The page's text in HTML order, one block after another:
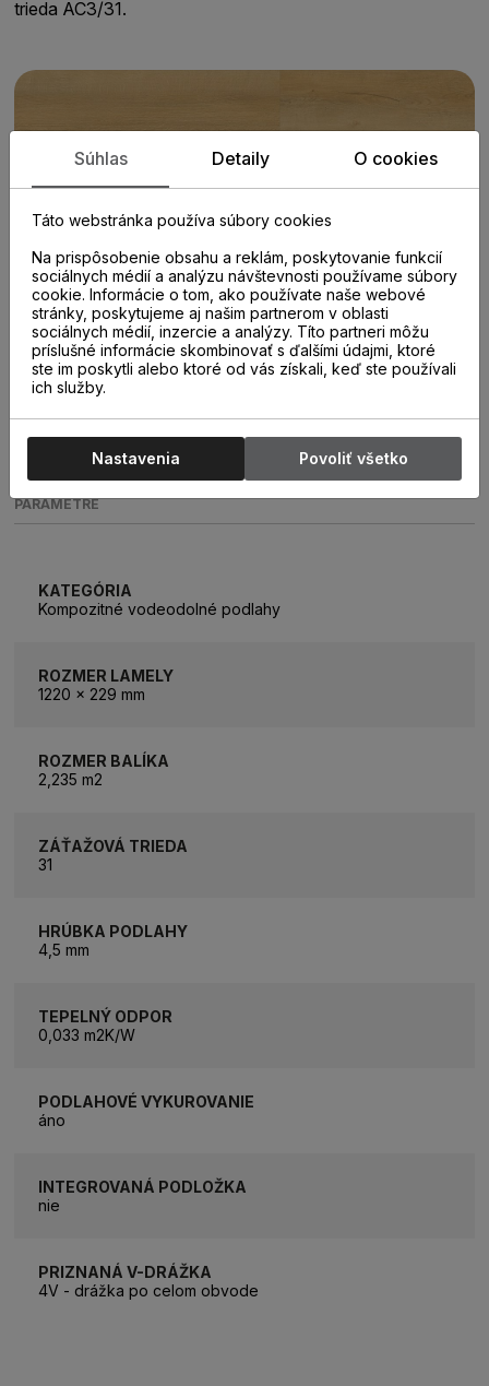
trieda AC3/31.
PARAMETRE
KATEGÓRIA
Kompozitné vodeodolné podlahy
ROZMER LAMELY
1220 x 229 mm
ROZMER BALÍKA
2,235 m2
ZÁŤAŽOVÁ TRIEDA
31
HRÚBKA PODLAHY
4,5 mm
TEPELNÝ ODPOR
0,033 m2K/W
PODLAHOVÉ VYKUROVANIE
áno
INTEGROVANÁ PODLOŽKA
nie
PRIZNANÁ V-DRÁŽKA
4V - drážka po celom obvode
Súhlas Detaily O cookies
Táto webstránka používa súbory cookies
Na prispôsobenie obsahu a reklám, poskytovanie funkcií
sociálnych médií a analýzu návštevnosti používame súbory
cookie. Informácie o tom, ako používate naše webové
stránky, poskytujeme aj našim partnerom v oblasti
sociálnych médií, inzercie a analýzy. Títo partneri môžu
príslušné informácie skombinovať s ďalšími údajmi, ktoré
ste im poskytli alebo ktoré od vás získali, keď ste používali
ich služby.
Nastavenia Povoliť všetko